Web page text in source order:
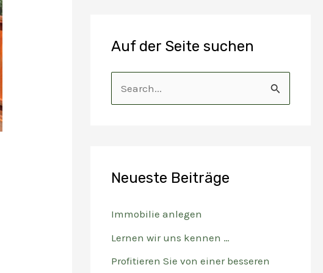
Auf der Seite suchen
u
n
h
Neueste Beiträge
Immobilie anlegen
Lernen wir uns kennen …
Profitieren Sie von einer besseren